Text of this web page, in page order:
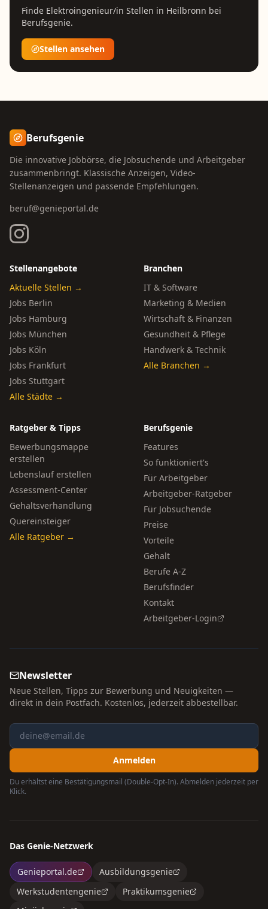
Finde Elektroingenieur/in Stellen in Heilbronn bei
Berufsgenie.
Stellen ansehen
Berufsgenie
Die innovative Jobbörse, die Jobsuchende und Arbeitgeber
zusammenbringt. Klassische Anzeigen, Video-
Stellenanzeigen und passende Empfehlungen.
beruf@genieportal.de
Stellenangebote
Aktuelle Stellen →
Jobs Berlin
Jobs Hamburg
Jobs München
Jobs Köln
Jobs Frankfurt
Jobs Stuttgart
Alle Städte →
Branchen
IT & Software
Marketing & Medien
Wirtschaft & Finanzen
Gesundheit & Pflege
Handwerk & Technik
Alle Branchen →
Ratgeber & Tipps
Bewerbungsmappe
erstellen
Lebenslauf erstellen
Assessment-Center
Gehaltsverhandlung
Quereinsteiger
Alle Ratgeber →
Berufsgenie
Features
So funktioniert's
Für Arbeitgeber
Arbeitgeber-Ratgeber
Für Jobsuchende
Preise
Vorteile
Gehalt
Berufe A-Z
Berufsfinder
Kontakt
Arbeitgeber-Login
Newsletter
Neue Stellen, Tipps zur Bewerbung und Neuigkeiten —
direkt in dein Postfach. Kostenlos, jederzeit abbestellbar.
Anmelden
Du erhältst eine Bestätigungsmail (Double-Opt-In). Abmelden jederzeit per
Klick.
Das Genie-Netzwerk
Genieportal.de
Ausbildungsgenie
Werkstudentengenie
Praktikumsgenie